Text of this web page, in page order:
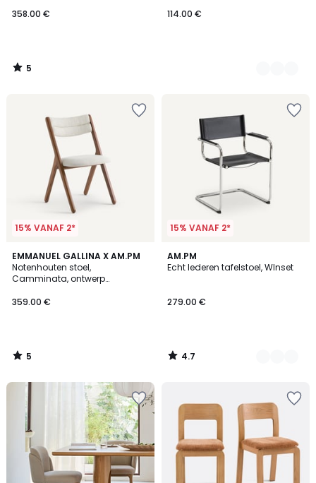
358.00 €
5
/
114.00 €
15% VANAF 2*
EMMANUEL GALLINA X AM.PM
Notenhouten stoel,
Camminata, ontwerp
359.00 €
5
/
5
5
/
15% VANAF 2*
AM.PM
Echt lederen tafelstoel, WInset
279.00 €
4.7
/ 5
2
Kleuren
4.7
/